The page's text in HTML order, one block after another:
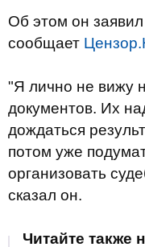
Об этом он
сообщает
"Я лично не вижу
документов. Их
дождаться
потом уже
организовать
сказал он.
Читайте также